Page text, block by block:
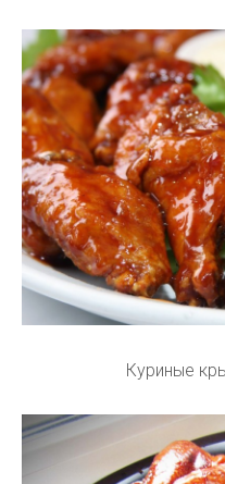
Куриные